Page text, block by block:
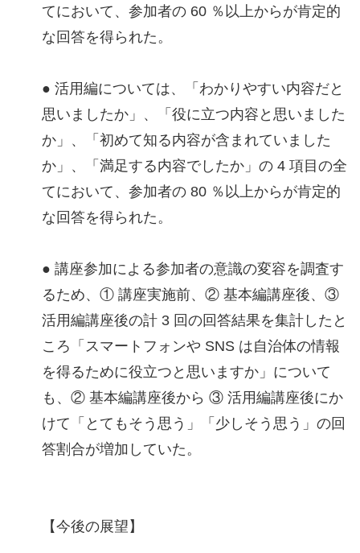
てにおいて、参加者の 60 ％以上からが肯定的
な回答を得られた。
● 活用編については、「わかりやすい内容だと
思いましたか」、「役に立つ内容と思いました
か」、「初めて知る内容が含まれていました
か」、「満足する内容でしたか」の 4 項目の全
てにおいて、参加者の 80 ％以上からが肯定的
な回答を得られた。
● 講座参加による参加者の意識の変容を調査す
るため、① 講座実施前、② 基本編講座後、③
活用編講座後の計 3 回の回答結果を集計したと
ころ「スマートフォンや SNS は自治体の情報
を得るために役立つと思いますか」について
も、② 基本編講座後から ③ 活用編講座後にか
けて「とてもそう思う」「少しそう思う」の回
答割合が増加していた。
【今後の展望】